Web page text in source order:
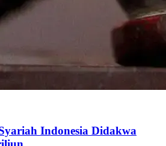
Indonesia Didakwa